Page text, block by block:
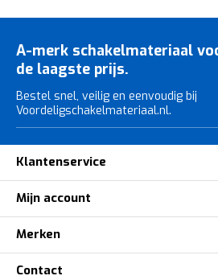
A-merk schakelmateriaal
de laagste prijs.
Bestel snel, veilig en eenvoudig bij
Voordeligschakelmateriaal.nl.
Klantenservice
Mijn account
Merken
Contact